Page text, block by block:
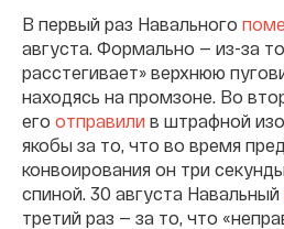
В первый раз Навального
августа. Формально — из-за
расстегивает» верхнюю
находясь на промзоне. Во
его отправили в штрафной
якобы за то, что во время
конвоирования он три
спиной. 30 августа Навальный
третий раз — за то, что